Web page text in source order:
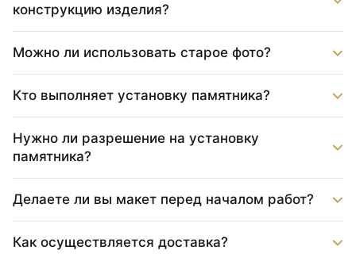
конструкцию изделия?
Можно ли использовать старое фото?
Кто выполняет установку памятника?
Нужно ли разрешение на установку
памятника?
Делаете ли вы макет перед началом работ?
Как осуществляется доставка?